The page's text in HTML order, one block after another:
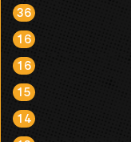
36
16
16
15
14